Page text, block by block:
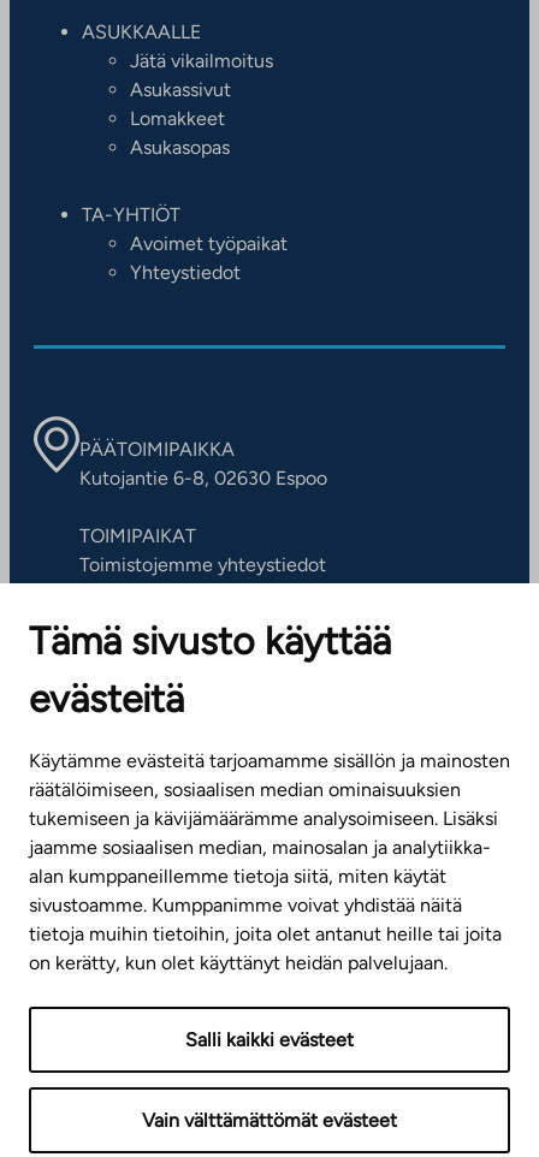
Tämä sivusto käyttää
evästeitä
Käytämme evästeitä tarjoamamme sisällön ja mainosten
räätälöimiseen, sosiaalisen median ominaisuuksien
tukemiseen ja kävijämäärämme analysoimiseen. Lisäksi
jaamme sosiaalisen median, mainosalan ja analytiikka-
alan kumppaneillemme tietoja siitä, miten käytät
sivustoamme. Kumppanimme voivat yhdistää näitä
tietoja muihin tietoihin, joita olet antanut heille tai joita
on kerätty, kun olet käyttänyt heidän palvelujaan.
Salli kaikki evästeet
Vain välttämättömät evästeet
ASUKKAALLE
Jätä vikailmoitus
Asukassivut
Lomakkeet
Asukasopas
TA-YHTIÖT
Avoimet työpaikat
Yhteystiedot
PÄÄTOIMIPAIKKA
Kutojantie 6-8, 02630 Espoo
TOIMIPAIKAT
Toimistojemme yhteystiedot
ASIAKASPALVELUKESKUS
Puh. 045 7734 3777
(arkisin klo 8-16)
info@ta.fi
Tilaa uutiskirje
Mediapankki
TietosuojaselosteSaavutettavuusseloste